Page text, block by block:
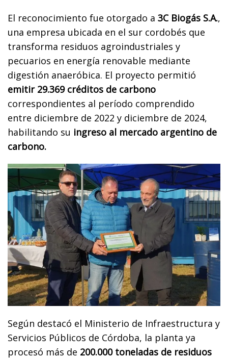
El reconocimiento fue otorgado a 3C Biogás S.A.,
una empresa ubicada en el sur cordobés que
transforma residuos agroindustriales y
pecuarios en energía renovable mediante
digestión anaeróbica. El proyecto permitió
emitir 29.369 créditos de carbono
correspondientes al período comprendido
entre diciembre de 2022 y diciembre de 2024,
habilitando su ingreso al mercado argentino de
carbono.
Según destacó el Ministerio de Infraestructura y
Servicios Públicos de Córdoba, la planta ya
procesó más de 200.000 toneladas de residuos